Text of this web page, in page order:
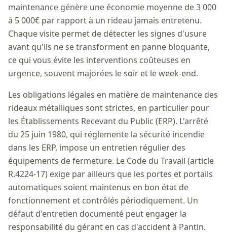
maintenance génère une économie moyenne de 3 000
à 5 000€ par rapport à un rideau jamais entretenu.
Chaque visite permet de détecter les signes d'usure
avant qu'ils ne se transforment en panne bloquante,
ce qui vous évite les interventions coûteuses en
urgence, souvent majorées le soir et le week-end.
Les obligations légales en matière de maintenance des
rideaux métalliques sont strictes, en particulier pour
les Établissements Recevant du Public (ERP). L'arrêté
du 25 juin 1980, qui réglemente la sécurité incendie
dans les ERP, impose un entretien régulier des
équipements de fermeture. Le Code du Travail (article
R.4224-17) exige par ailleurs que les portes et portails
automatiques soient maintenus en bon état de
fonctionnement et contrôlés périodiquement. Un
défaut d'entretien documenté peut engager la
responsabilité du gérant en cas d'accident à Pantin.